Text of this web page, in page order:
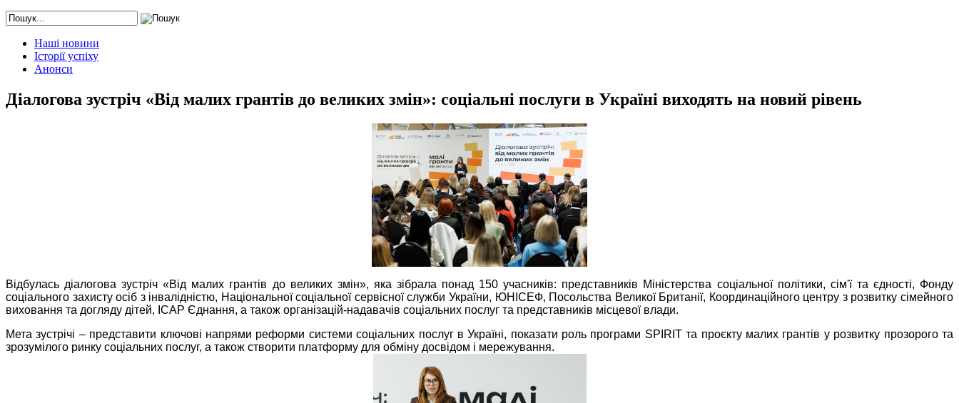
Наші новини
Історії успіху
Анонси
Діалогова зустріч «Від малих грантів до великих змін»: соціальні послуги в Україні виходять на новий рівень
Відбулась діалогова зустріч «Від малих грантів до великих змін», яка зібрала понад 150 учасників: представників Міністерства соціальної політики, сім'ї та єдності, Фонду
соціального захисту осіб з інвалідністю, Національної соціальної сервісної служби України, ЮНІСЕФ, Посольства Великої Британії, Координаційного центру з розвитку сімейного
виховання та догляду дітей, ІСАР Єднання, а також організацій-надавачів соціальних послуг та представників місцевої влади.
Мета зустрічі – представити ключові напрями реформи системи соціальних послуг в Україні, показати роль програми SPIRIT та проєкту малих грантів у розвитку прозорого та
зрозумілого ринку соціальних послуг, а також створити платформу для обміну досвідом і мережування.